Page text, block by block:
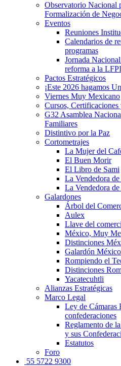
Observatorio Nacional
Formalización de
Eventos
Reuniones
Calendarios de
programas
Jornada
reforma a la
Pactos Estratégicos
¡Este 2026 hagamos
Viernes Muy Mexicano
Cursos, Certificaciones
G32 Asamblea
Familiares
Distintivo por la Paz
Cortometrajes
La Mujer del
El Buen Morir
El Libro de Sami
La Vendedora
La Vendedora
Galardones
Árbol del
Aulex
Llave del
México, Muy
Distinciones
Galardón
Rompiendo el
Distinciones
Yacatecuhtli
Alianzas Estratégicas
Marco Legal
Ley de Cámaras
confederaciones
Reglamento de
y sus
Estatutos
Foro
55 5722 9300